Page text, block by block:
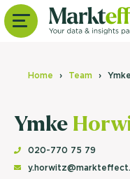
Home Team
Ymke
020-770 75 79